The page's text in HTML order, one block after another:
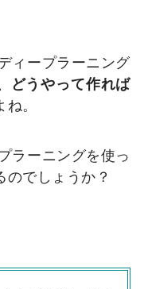
ィープラーニング
どうやって作れば
。
ラーニングを使っ
でしょうか？